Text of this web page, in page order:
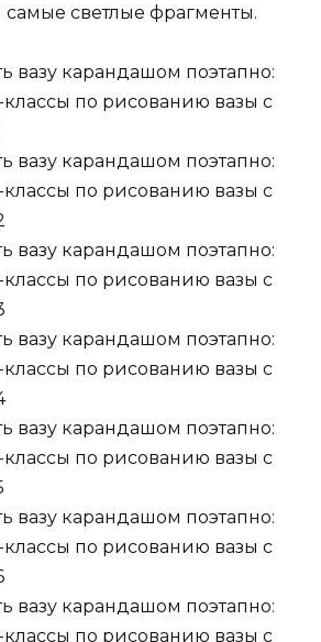
светлые фрагменты.